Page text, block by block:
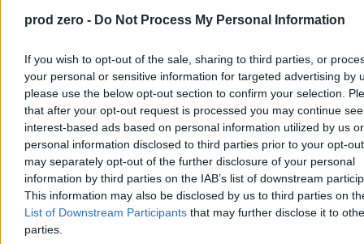
prod zero - Do Not Process My Personal Information
If you wish to opt-out of the sale, sharing to third parties, or
your personal or sensitive information for targeted advertising by
please use the below opt-out section to confirm your selection.
that after your opt-out request is processed you may continue
interest-based ads based on personal information utilized by us or
personal information disclosed to third parties prior to your opt-
may separately opt-out of the further disclosure of your personal
information by third parties on the IAB’s list of downstream
This information may also be disclosed by us to third parties on
List of Downstream Participants that may further disclose it to
parties.
podziały”
na konwencję PiS
16:27W marcu jak w garncu? Dużo słońca w dzień, ale nocami
mróz
14:05
To już pewne. Przemysław Czarnek kandydatem Prawa i
Sprawiedliwości na premiera
13:48RCB wysłało alert. W tych miejscach nie wychodź na
zewnątrz
12:54Poszedł do ambasady Iranu i złożył kondolencje. „Teheran-
Warszawa-wspólna sprawa”
11:45„Trzy rządowe samoloty w powietrzu”. Trwa ewakuacja
Polaków z Bliskiego Wschodu
Polityczna burza wokół drugiego progu podatkowego. Poseł
ma żal do minister